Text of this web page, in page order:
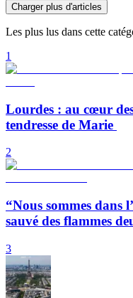
Charger plus d'articles
Les plus lus dans cette
1
Lourdes : au cœur
tendresse de Marie
2
“Nous sommes dans
sauvé des flammes
3